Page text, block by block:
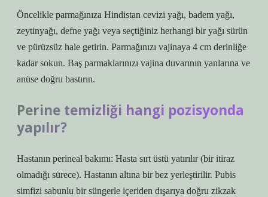
Öncelikle parmağınıza Hindistan cevizi yağı, badem yağı,
zeytinyağı, defne yağı veya seçtiğiniz herhangi bir yağı sürün
ve pürüzsüz hale getirin. Parmağınızı vajinaya 4 cm derinliğe
kadar sokun. Baş parmaklarınızı vajina duvarının yanlarına ve
anüse doğru bastırın.
Perine temizliği hangi pozisyonda
yapılır?
Hastanın perineal bakımı: Hasta sırt üstü yatırılır (bir itiraz
olmadığı sürece). Hastanın altına bir bez yerleştirilir. Pubis
simfizi sabunlu bir süngerle içeriden dışarıya doğru zikzak